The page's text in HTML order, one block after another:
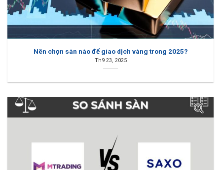
Nên chọn sàn nào để giao dịch vàng trong 2025?
Th9 23, 2025